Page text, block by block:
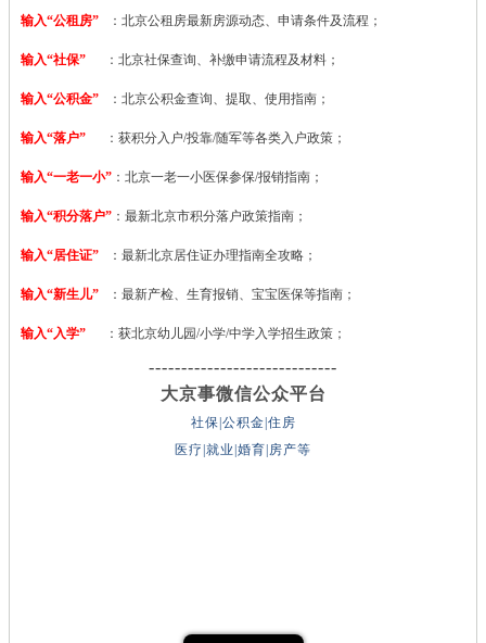
输入“公租房” ：北京公租房最新房源动态、申请条件及流程；
输入“社保” ：北京社保查询、补缴申请流程及材料；
输入“公积金” ：北京公积金查询、提取、使用指南；
输入“落户” ：获积分入户/投靠/随军等各类入户政策；
输入“一老一小” ：北京一老一小医保参保/报销指南；
输入“积分落户” ：最新北京市积分落户政策指南；
输入“居住证” ：最新北京居住证办理指南全攻略；
输入“新生儿” ：最新产检、生育报销、宝宝医保等指南；
输入“入学” ：获北京幼儿园/小学/中学入学招生政策；
-----------------------------
大京事微信公众平台
社保|公积金|住房
医疗|就业|婚育|房产等